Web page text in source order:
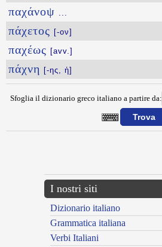
παχάνοψ ...
πάχετος [-ον]
παχέως [avv.]
πάχνη [-ης, ἡ]
Sfoglia il dizionario greco italiano a partire da:
I nostri siti
Dizionario italiano
Grammatica italiana
Verbi Italiani